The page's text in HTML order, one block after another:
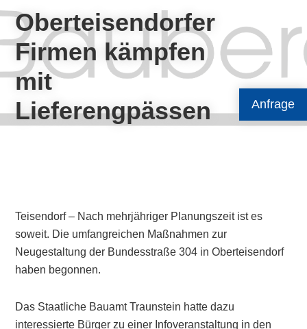
Anfrage
Oberteisendorfer
Firmen kämpfen
mit
Lieferengpässen
Teisendorf – Nach mehrjähriger Planungszeit ist es
soweit. Die umfangreichen Maßnahmen zur
Neugestaltung der Bundesstraße 304 in Oberteisendorf
haben begonnen.
Das Staatliche Bauamt Traunstein hatte dazu
interessierte Bürger zu einer Infoveranstaltung in den